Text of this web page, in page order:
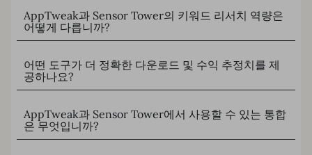
AppTweak과 Sensor Tower의 키워드 리서치 역량은
어떻게 다릅니까?
어떤 도구가 더 정확한 다운로드 및 수익 추정치를 제
공하나요?
AppTweak과 Sensor Tower에서 사용할 수 있는 통합
은 무엇입니까?